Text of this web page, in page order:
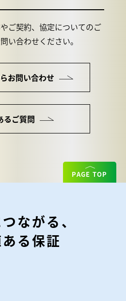
ご契約、協定についてのご
い合わせください。
お問い合わせ
るご質問
PAGE TOP
ながる、
る保証